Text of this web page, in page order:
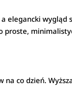
elegancki wygląd
co dzień.